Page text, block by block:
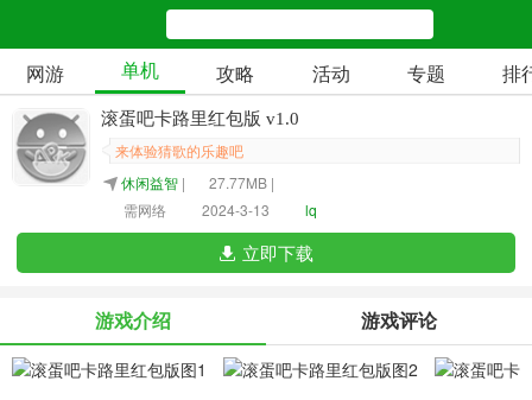
网游 单机 攻略 活动 专题 排
滚蛋吧卡路里红包版 v1.0
来体验猜歌的乐趣吧
休闲益智 |
27.77MB |
需网络
2024-3-13 lq
立即下载
游戏介绍 游戏评论